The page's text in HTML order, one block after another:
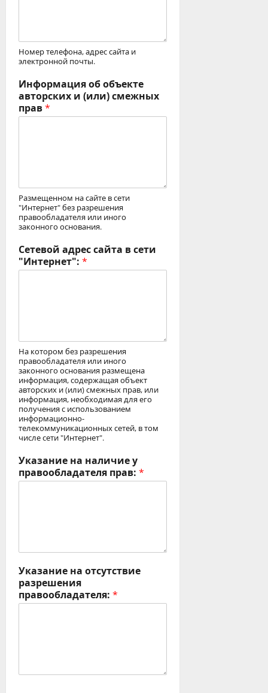
Номер телефона, адрес сайта и
электронной почты.
Информация об объекте
авторских и (или) смежных
прав*
Размещенном на сайте в сети
"Интернет" без разрешения
правообладателя или иного
законного основания.
Сетевой адрес сайта в сети
"Интернет": *
На котором без разрешения
правообладателя или иного
законного основания размещена
информация, содержащая объект
авторских и (или) смежных прав, или
информация, необходимая для его
получения с использованием
информационно-
телекоммуникационных сетей, в том
числе сети "Интернет".
Указание на наличие у
правообладателя прав: *
Указание на отсутствие
разрешения
правообладателя: *